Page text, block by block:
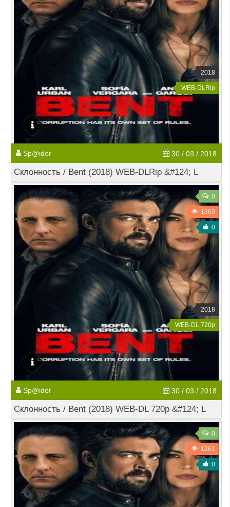
2018
WEB-DLRip
Sp@ider 30 / 03 / 2018
Склонность / Bent (2018) WEB-DLRip &#124; L
0
1360
0
2018
WEB-DL 720p
Sp@ider 30 / 03 / 2018
Склонность / Bent (2018) WEB-DL 720p &#124; L
0
1261
0